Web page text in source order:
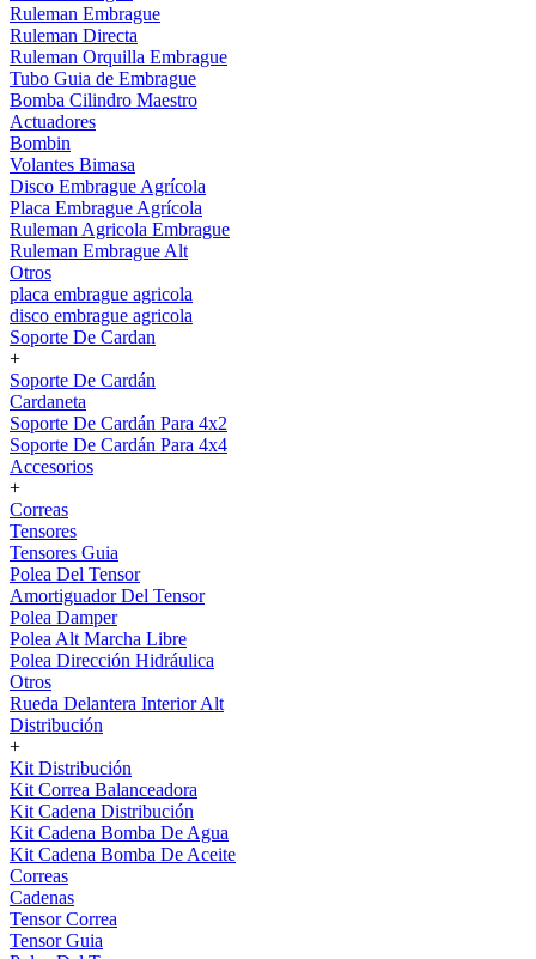
Ruleman Embrague
Ruleman Directa
Ruleman Orquilla Embrague
Tubo Guia de Embrague
Bomba Cilindro Maestro
Actuadores
Bombin
Volantes Bimasa
Disco Embrague Agrícola
Placa Embrague Agrícola
Ruleman Agricola Embrague
Ruleman Embrague Alt
Otros
placa embrague agricola
disco embrague agricola
Soporte De Cardan
+
Soporte De Cardán
Cardaneta
Soporte De Cardán Para 4x2
Soporte De Cardán Para 4x4
Accesorios
+
Correas
Tensores
Tensores Guia
Polea Del Tensor
Amortiguador Del Tensor
Polea Damper
Polea Alt Marcha Libre
Polea Dirección Hidráulica
Otros
Rueda Delantera Interior Alt
Distribución
+
Kit Distribución
Kit Correa Balanceadora
Kit Cadena Distribución
Kit Cadena Bomba De Agua
Kit Cadena Bomba De Aceite
Correas
Cadenas
Tensor Correa
Tensor Guia